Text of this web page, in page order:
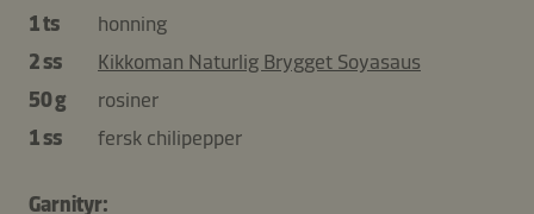
1 ts
honning
2 ss
Kikkoman Naturlig Brygget Soyasaus
50 g
rosiner
1 ss
fersk chilipepper
Garnityr: